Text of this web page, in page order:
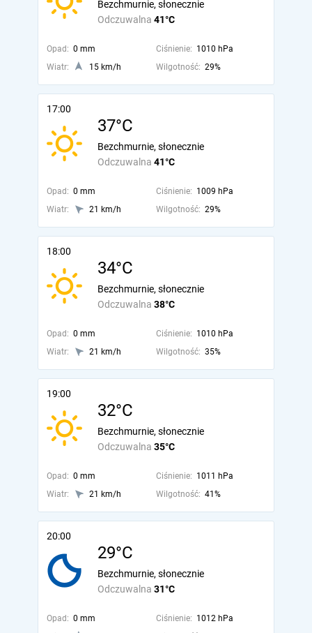
Odczuwalna 41°C
Bezchmurnie, słonecznie
Opad: 0 mm Ciśnienie: 1010 hPa
Wiatr:
15 km/h Wilgotność: 29%
17:00
37°C
Odczuwalna 41°C
Bezchmurnie, słonecznie
Opad: 0 mm Ciśnienie: 1009 hPa
Wiatr:
21 km/h Wilgotność: 29%
18:00
34°C
Odczuwalna 38°C
Bezchmurnie, słonecznie
Opad: 0 mm Ciśnienie: 1010 hPa
Wiatr:
21 km/h Wilgotność: 35%
19:00
32°C
Odczuwalna 35°C
Bezchmurnie, słonecznie
Opad: 0 mm Ciśnienie: 1011 hPa
Wiatr:
21 km/h Wilgotność: 41%
20:00
29°C
Odczuwalna 31°C
Bezchmurnie, słonecznie
Opad: 0 mm Ciśnienie: 1012 hPa